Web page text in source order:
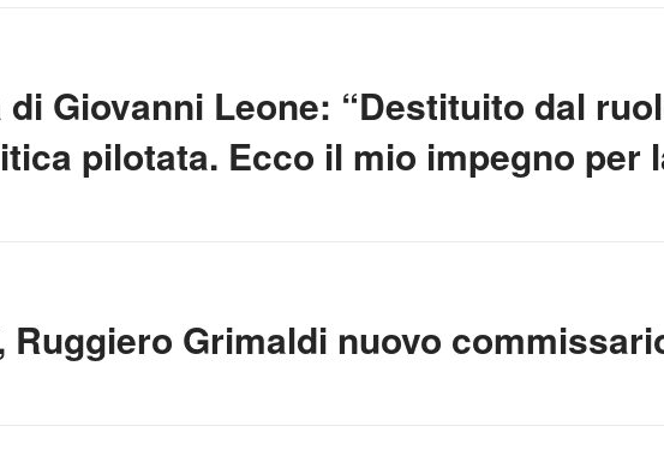
di Giovanni Leone: “Destituito dal
pilotata. Ecco il mio impegno per
Ruggiero Grimaldi nuovo